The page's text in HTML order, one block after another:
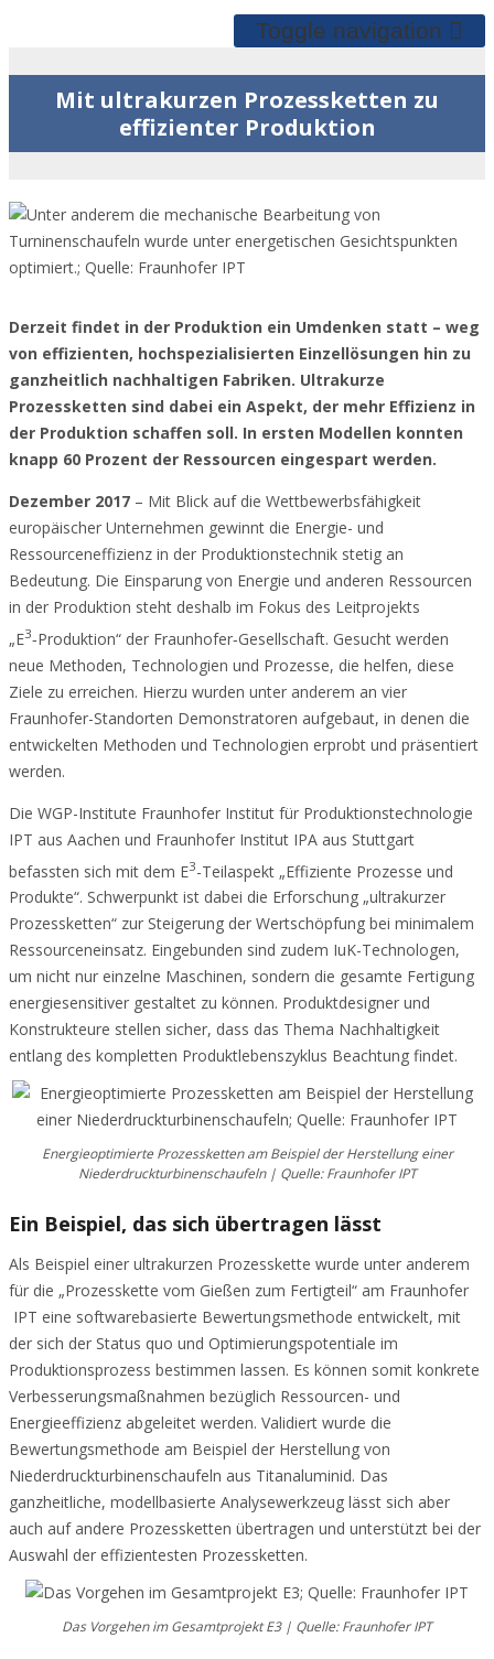
Toggle navigation
Mit ultrakurzen Prozessketten zu
effizienter Produktion
Derzeit findet in der Produktion ein Umdenken statt – weg
von effizienten, hochspezialisierten Einzellösungen hin zu
ganzheitlich nachhaltigen Fabriken. Ultrakurze
Prozessketten sind dabei ein Aspekt, der mehr Effizienz in
der Produktion schaffen soll. In ersten Modellen konnten
knapp 60 Prozent der Ressourcen eingespart werden.
Dezember 2017 – Mit Blick auf die Wettbewerbsfähigkeit
europäischer Unternehmen gewinnt die Energie- und
Ressourceneffizienz in der Produktionstechnik stetig an
Bedeutung. Die Einsparung von Energie und anderen Ressourcen
in der Produktion steht deshalb im Fokus des Leitprojekts
„E3‑Produktion“ der Fraunhofer‑Gesellschaft. Gesucht werden
neue Methoden, Technologien und Prozesse, die helfen, diese
Ziele zu erreichen. Hierzu wurden unter anderem an vier
Fraunhofer-Standorten Demonstratoren aufgebaut, in denen die
entwickelten Methoden und Technologien erprobt und präsentiert
werden.
Die WGP-Institute Fraunhofer Institut für Produktionstechnologie
IPT aus Aachen und Fraunhofer Institut IPA aus Stuttgart
befassten sich mit dem E3-Teilaspekt „Effiziente Prozesse und
Produkte“. Schwerpunkt ist dabei die Erforschung „ultrakurzer
Prozessketten“ zur Steigerung der Wertschöpfung bei minimalem
Ressourceneinsatz. Eingebunden sind zudem IuK-Technologen,
um nicht nur einzelne Maschinen, sondern die gesamte Fertigung
energiesensitiver gestaltet zu können. Produktdesigner und
Konstrukteure stellen sicher, dass das Thema Nachhaltigkeit
entlang des kompletten Produktlebenszyklus Beachtung findet.
Energieoptimierte Prozessketten am Beispiel der Herstellung einer
Niederdruckturbinenschaufeln | Quelle: Fraunhofer IPT
Ein Beispiel, das sich übertragen lässt
Als Beispiel einer ultrakurzen Prozesskette wurde unter anderem
für die „Prozesskette vom Gießen zum Fertigteil“ am Fraunhofer
IPT eine softwarebasierte Bewertungsmethode entwickelt, mit
der sich der Status quo und Optimierungspotentiale im
Produktionsprozess bestimmen lassen. Es können somit konkrete
Verbesserungsmaßnahmen bezüglich Ressourcen- und
Energieeffizienz abgeleitet werden. Validiert wurde die
Bewertungsmethode am Beispiel der Herstellung von
Niederdruckturbinenschaufeln aus Titanaluminid. Das
ganzheitliche, modellbasierte Analysewerkzeug lässt sich aber
auch auf andere Prozessketten übertragen und unterstützt bei der
Auswahl der effizientesten Prozessketten.
Das Vorgehen im Gesamtprojekt E3 | Quelle: Fraunhofer IPT